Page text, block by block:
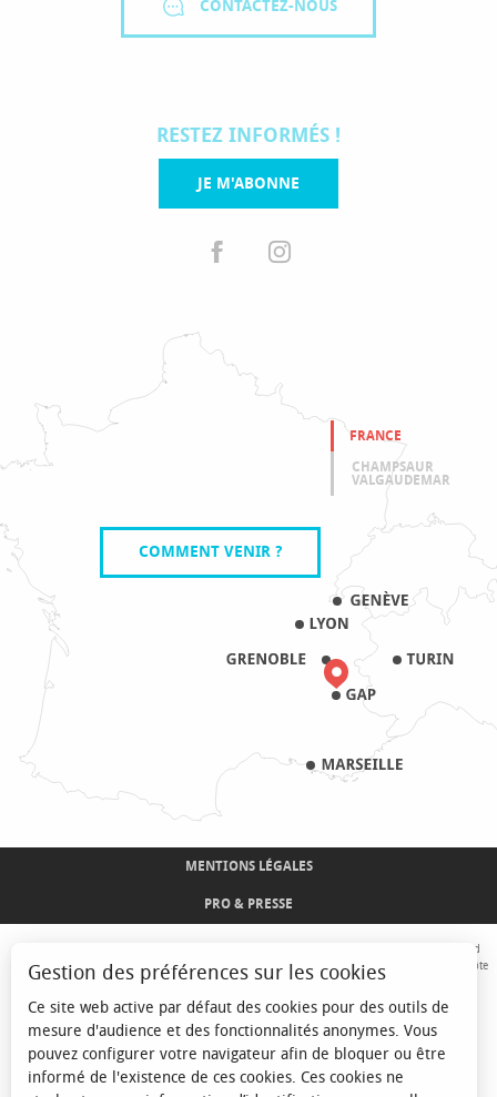
CONTACTEZ-NOUS
RESTEZ INFORMÉS !
JE M'ABONNE
FRANCE
CHAMPSAUR
VALGAUDEMAR
COMMENT VENIR ?
MENTIONS LÉGALES
PRO & PRESSE
Avec le concours de l'Union Européenne. L'Europe s'engage sur le Massif Alpin avec le fond
Européen de Développement Régional. Co-financé par le Conseil Régional Provence-Alpes-Côte
d'Azur et l'Etat, Commissariat Général des Territoires - FNADT - CIMA
Gestion des préférences sur les cookies
Ce site web active par défaut des cookies pour des outils de
mesure d'audience et des fonctionnalités anonymes. Vous
pouvez configurer votre navigateur afin de bloquer ou être
informé de l'existence de ces cookies. Ces cookies ne